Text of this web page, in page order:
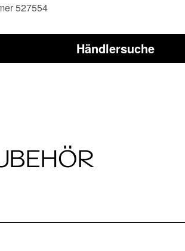
527554
Händlersuche